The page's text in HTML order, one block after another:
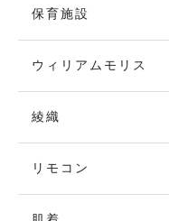
保育施設
ウィリアムモリス
綾織
リモコン